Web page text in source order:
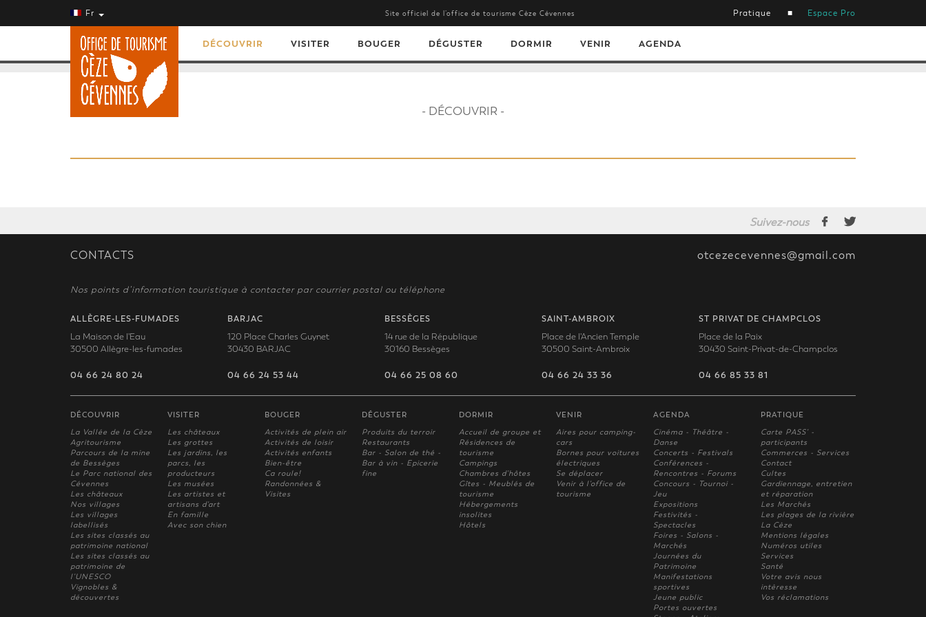
Fr Site officiel de l’office de tourisme Cèze Cévennes Pratique Espace Pro
DÉCOUVRIR VISITER BOUGER DÉGUSTER DORMIR VENIR AGENDA
- DÉCOUVRIR -
Suivez-nous
CONTACTS otcezecevennes@gmail.com
Nos points d’information touristique à contacter par courrier postal ou téléphone
ALLÈGRE-LES-FUMADES
La Maison de l'Eau
30500 Allègre-les-fumades
04 66 24 80 24
BARJAC
120 Place Charles Guynet
30430 BARJAC
04 66 24 53 44
BESSÈGES
14 rue de la République
30160 Bessèges
04 66 25 08 60
SAINT-AMBROIX
Place de l'Ancien Temple
30500 Saint-Ambroix
04 66 24 33 36
ST PRIVAT DE CHAMPCLOS
Place de la Paix
30430 Saint-Privat-de-Champclos
04 66 85 33 81
DÉCOUVRIR
La Vallée de la Cèze
Agritourisme
Parcours de la mine
de Bessèges
Le Parc national des
Cévennes
Les châteaux
Nos villages
Les villages
labellisés
Les sites classés au
patrimoine national
Les sites classés au
patrimoine de
l'UNESCO
Vignobles &
découvertes
VISITER
Les châteaux
Les grottes
Les jardins, les
parcs, les
producteurs
Les musées
Les artistes et
artisans d'art
En famille
Avec son chien
BOUGER
Activités de plein air
Activités de loisir
Activités enfants
Bien-être
Ca roule!
Randonnées &
Visites
DÉGUSTER
Produits du terroir
Restaurants
Bar - Salon de thé -
Bar à vin - Epicerie
fine
DORMIR
Accueil de groupe et
Résidences de
tourisme
Campings
Chambres d'hôtes
Gîtes - Meublés de
tourisme
Hébergements
insolites
Hôtels
VENIR
Aires pour camping-
cars
Bornes pour voitures
électriques
Se déplacer
Venir à l'office de
tourisme
AGENDA
Cinéma - Théâtre -
Danse
Concerts - Festivals
Conférences -
Rencontres - Forums
Concours - Tournoi -
Jeu
Expositions
Festivités -
Spectacles
Foires - Salons -
Marchés
Journées du
Patrimoine
Manifestations
sportives
Jeune public
Portes ouvertes
PRATIQUE
Carte PASS' -
participants
Commerces - Services
Contact
Cultes
Gardiennage, entretien
et réparation
Les Marchés
Les plages de la rivière
La Cèze
Mentions légales
Numéros utiles
Services
Santé
Votre avis nous
intèresse
Vos réclamations